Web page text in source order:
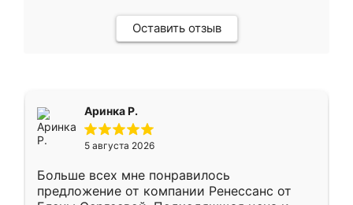
Оставить отзыв
Аринка Р.
5 августа 2026
Больше всех мне понравилось
предложение от компании Ренессанс от